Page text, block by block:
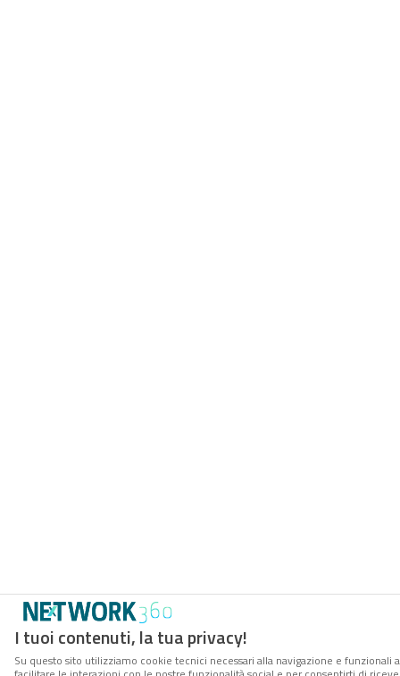
I tuoi contenuti, la tua privacy!
Su questo sito utilizziamo cookie tecnici necessari alla navigazione e